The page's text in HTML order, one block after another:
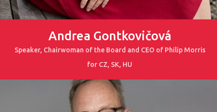
Andrea Gontkovičová
Speaker, Chairwoman of the Board and CEO of Philip Morris
for CZ, SK, HU